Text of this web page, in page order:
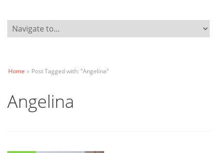
Home › Post Tagged with: "Angelina"
Angelina